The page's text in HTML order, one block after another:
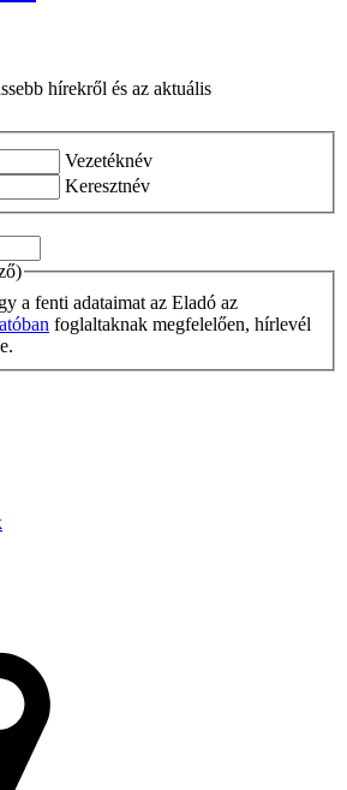
hírekről és az aktuális
Vezetéknév
Keresztnév
a fenti adataimat az Eladó az
foglaltaknak megfelelően, hírlevél